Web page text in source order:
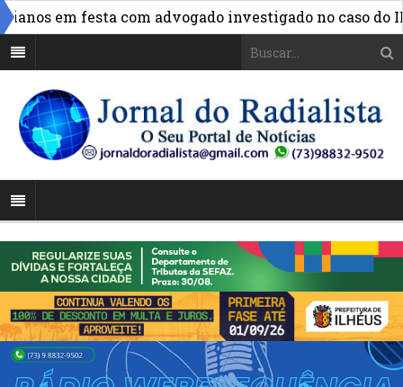
em festa com advogado investigado no caso do INSS